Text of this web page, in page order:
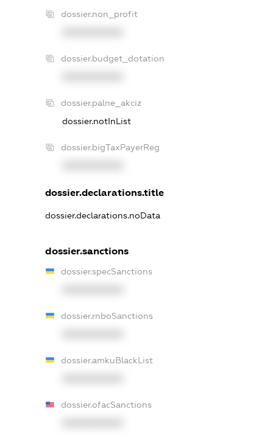
dossier.non_profit
dossier.budget_dotation
dossier.palne_akciz
dossier.notInList
dossier.bigTaxPayerReg
dossier.declarations.title
dossier.declarations.noData
dossier.sanctions
dossier.specSanctions
dossier.rnboSanctions
dossier.amkuBlackList
dossier.ofacSanctions